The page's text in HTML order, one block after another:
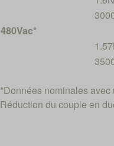
480Vac*
*Données nominales
Réduction du couple en